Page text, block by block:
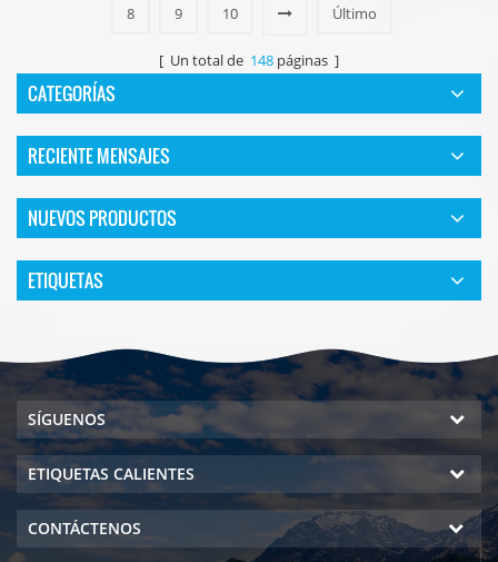
8 9 10 Último
[ Un total de 148 páginas ]
CATEGORÍAS
RECIENTE MENSAJES
NUEVOS PRODUCTOS
ETIQUETAS
SÍGUENOS
ETIQUETAS CALIENTES
CONTÁCTENOS